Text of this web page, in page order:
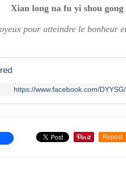
Xian long na fu yi shou gong
pour atteindre le bonheur
https://www.facebook.com/
Repost